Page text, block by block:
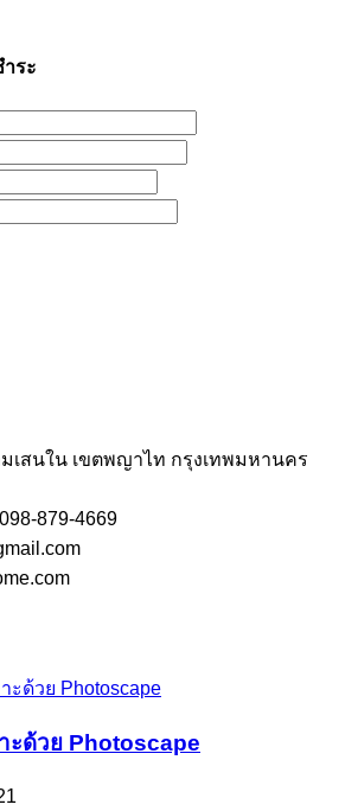
ระ
เสนใน เขตพญาไท กรุงเทพมหานคร
879-4669
ะด้วย Photoscape